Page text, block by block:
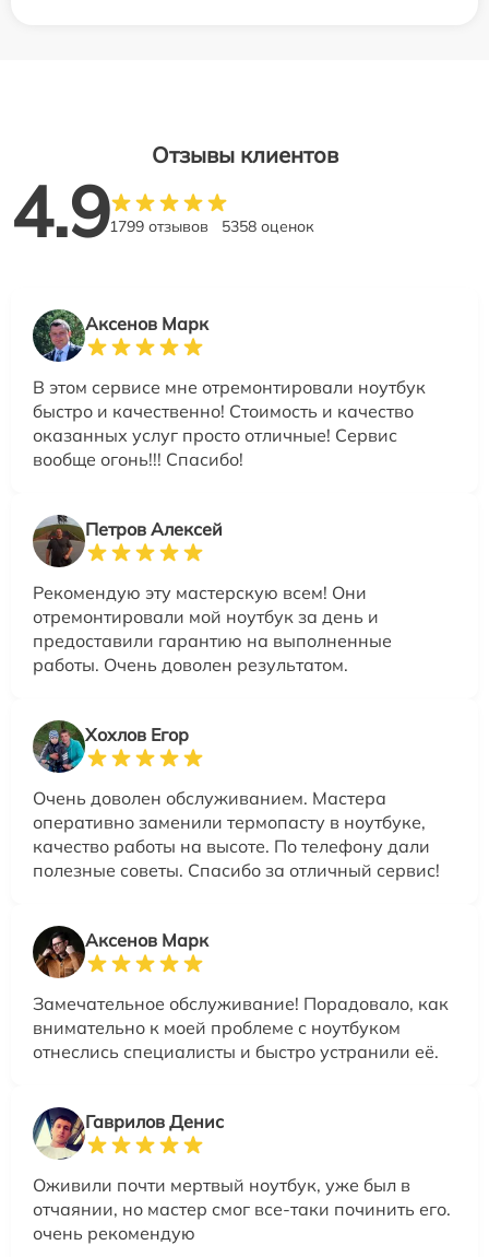
Отзывы клиентов
4.91799 отзывов 5358 оценок
Аксенов Марк
В этом сервисе мне отремонтировали ноутбук
быстро и качественно! Стоимость и качество
оказанных услуг просто отличные! Сервис
вообще огонь!!! Спасибо!
Петров Алексей
Рекомендую эту мастерскую всем! Они
отремонтировали мой ноутбук за день и
предоставили гарантию на выполненные
работы. Очень доволен результатом.
Хохлов Егор
Очень доволен обслуживанием. Мастера
оперативно заменили термопасту в ноутбуке,
качество работы на высоте. По телефону дали
полезные советы. Спасибо за отличный сервис!
Аксенов Марк
Замечательное обслуживание! Порадовало, как
внимательно к моей проблеме с ноутбуком
отнеслись специалисты и быстро устранили её.
Гаврилов Денис
Оживили почти мертвый ноутбук, уже был в
отчаянии, но мастер смог все-таки починить его.
очень рекомендую